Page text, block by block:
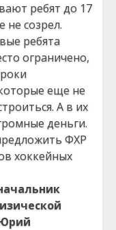
ребят до 17
не созрел.
ребята
ограничено,
еще не
А в их
деньги.
ФХР
хоккейных